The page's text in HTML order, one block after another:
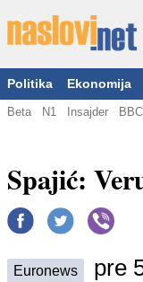
Politika Ekonomija
Beta N1 Insajder
Spajić:
Euronews pre